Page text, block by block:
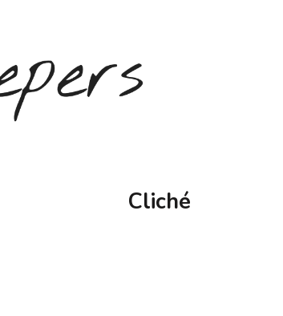
Cliché